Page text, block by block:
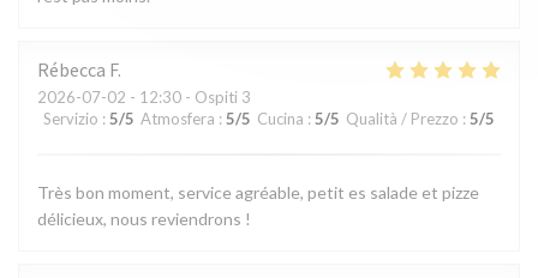
Rébecca F
2026-07-02 - 12:30 - Ospiti 3
Servizio : 5/5 Atmosfera : 5/5 Cucina : 5/5 Qualità / Prezzo : 5/5
Très bon moment, service agréable, petit es salade et pizze
délicieux, nous reviendrons !